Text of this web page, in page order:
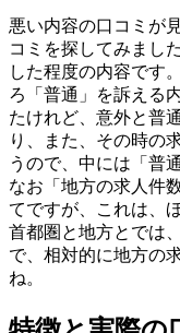
悪い内容の口コミが
コミを探してみまし
した程度の内容です
ろ「普通」を訴える
たけれど、意外と普
り、また、その時の
うので、中には「普
なお「地方の求人件
てですが、これは、
首都圏と地方とでは
で、相対的に地方の
ね。